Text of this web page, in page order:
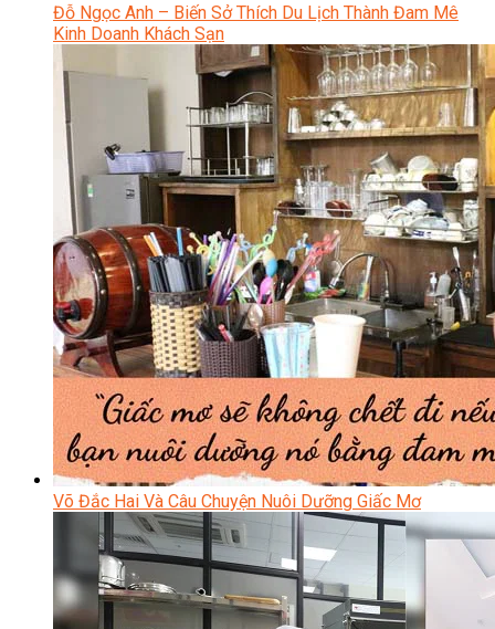
Đỗ Ngọc Anh – Biến Sở Thích Du Lịch Thành Đam Mê
Kinh Doanh Khách Sạn
Võ Đắc Hai Và Câu Chuyện Nuôi Dưỡng Giấc Mơ